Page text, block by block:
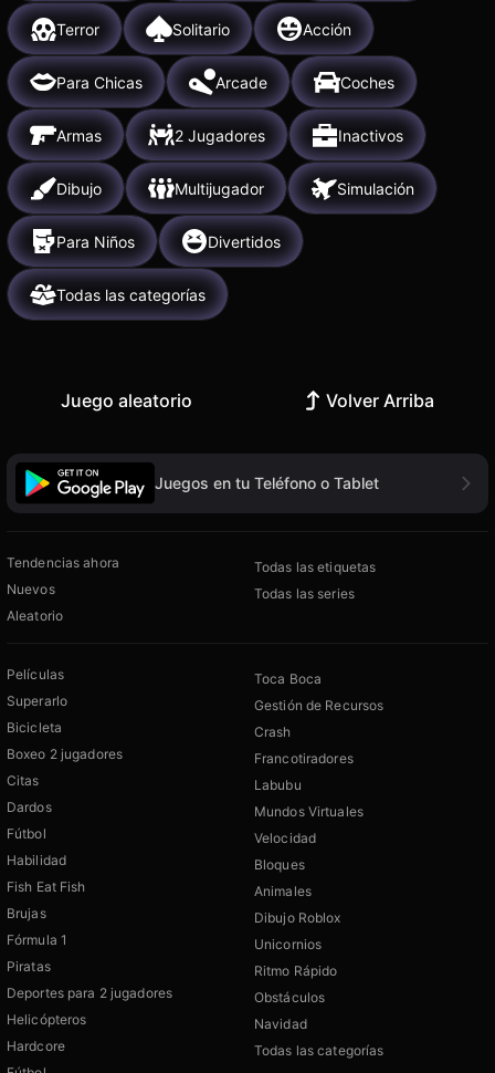
Terror Solitario Acción
Para Chicas Arcade Coches
Armas 2 Jugadores Inactivos
Dibujo Multijugador Simulación
Para Niños Divertidos
Todas las categorías
Juego aleatorio Volver Arriba
Juegos en tu Teléfono o Tablet
Tendencias ahora
Nuevos
Aleatorio
Todas las etiquetas
Todas las series
Películas
Superarlo
Bicicleta
Boxeo 2 jugadores
Citas
Dardos
Fútbol
Habilidad
Fish Eat Fish
Brujas
Fórmula 1
Piratas
Deportes para 2 jugadores
Helicópteros
Hardcore
Toca Boca
Gestión de Recursos
Crash
Francotiradores
Labubu
Mundos Virtuales
Velocidad
Bloques
Animales
Dibujo Roblox
Unicornios
Ritmo Rápido
Obstáculos
Navidad
Todas las categorías